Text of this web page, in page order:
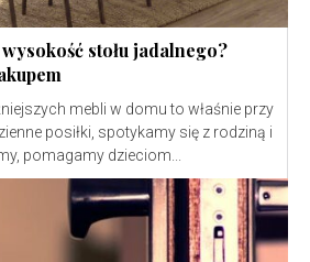
stołu jadalnego?
mebli w domu to właśnie przy
posiłki, spotykamy się z rodziną i
pomagamy dzieciom...